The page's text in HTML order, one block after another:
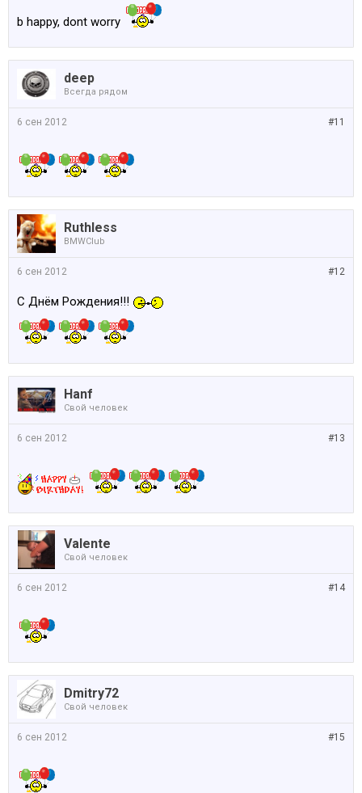
b happy, dont worry
deep
Всегда рядом
#11
6 сен 2012
Ruthless
BMWClub
#12
6 сен 2012
С Днём Рождения!!!
Hanf
Свой человек
#13
6 сен 2012
Valente
Свой человек
#14
6 сен 2012
Dmitry72
Свой человек
#15
6 сен 2012